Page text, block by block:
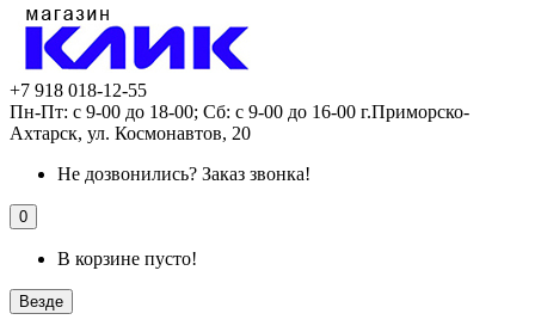
+7 918 018-12-55
Пн-Пт: с 9-00 до 18-00; Сб: с 9-00 до 16-00 г.Приморско-
Ахтарск, ул. Космонавтов, 20
Не дозвонились? Заказ звонка!
0
В корзине пусто!
Везде